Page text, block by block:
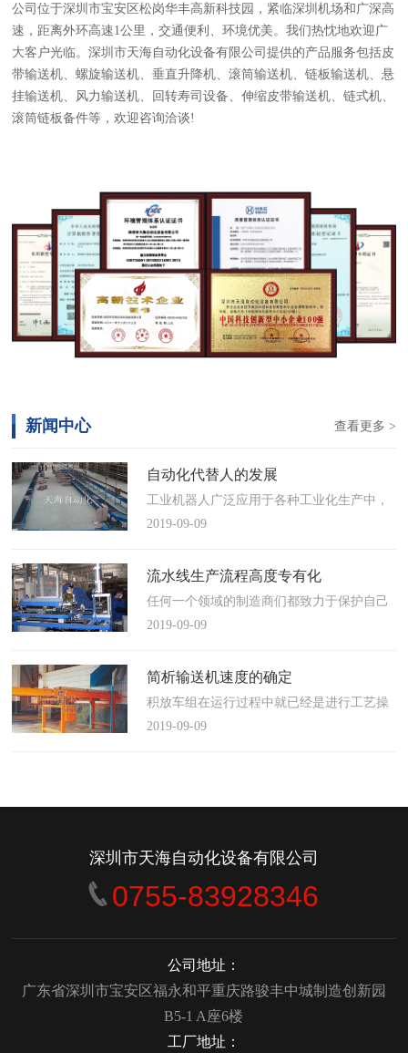
公司位于深圳市宝安区松岗华丰高新科技园，紧临深圳机场和广深高
速，距离外环高速1公里，交通便利、环境优美。我们热忱地欢迎广
大客户光临。深圳市天海自动化设备有限公司提供的产品服务包括皮
带输送机、螺旋输送机、垂直升降机、滚筒输送机、链板输送机、悬
挂输送机、风力输送机、回转寿司设备、伸缩皮带输送机、链式机、
滚筒链板备件等，欢迎咨询洽谈!
查看更多 >
新闻中心
自动化代替人的发展
工业机器人广泛应用于各种工业化生产中，
慢慢取代工人，做着高强度、重复性、有职
人联合会(IFR)预测，2014年中国将成为全球
最大的工业机器人市场，将占全球总销量
17%。业内把2014年称为“中国工业机器人元
2019-09-09
流水线生产流程高度专有化
任何一个领域的制造商们都致力于保护自己
的自动化流水线生产流程不被外人知晓，即
大多数流程都带有某种专有的性质，并且混
合了不同的方法、技术和操作方式，而这最
终将影响一个制造商进行有效竞争的能力。
2019-09-09
简析输送机速度的确定
积放车组在运行过程中就已经是进行工艺操
作的区段，运行速度是由积放小车组的运行
2019-09-09
深圳市天海自动化设备有限公司
0755-83928346
公司地址：
广东省深圳市宝安区福永和平重庆路骏丰中城制造创新园
B5-1 A座6楼
工厂地址：